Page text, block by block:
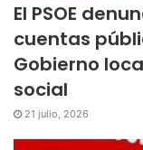
El PSOE
cuentas
Gobierno
social
21 julio, 2026